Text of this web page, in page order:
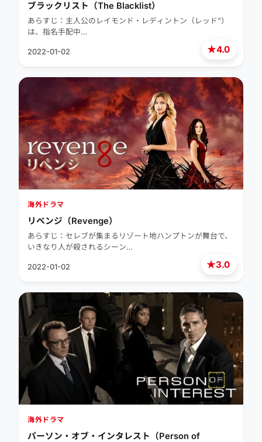
★4.0
ブラックリスト（The Blacklist）
あらすじ：主人公のレイモンド・レディントン（レッド”）
は、指名手配中…
2022-01-02
★3.0
海外ドラマ
リベンジ（Revenge）
あらすじ：セレブが集まるリゾート地ハンプトンが舞台で、
いきなり人が殺されるシーン…
2022-01-02
海外ドラマ
パーソン・オブ・インタレスト（Person of